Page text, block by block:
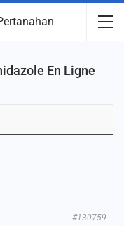
En Ligne
#130759